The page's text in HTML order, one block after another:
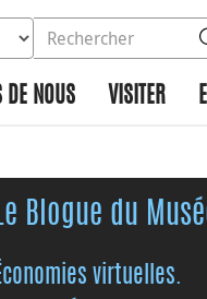
la base de données à
le site
DE NOUS VISITER
Blogue du
virtuelles.